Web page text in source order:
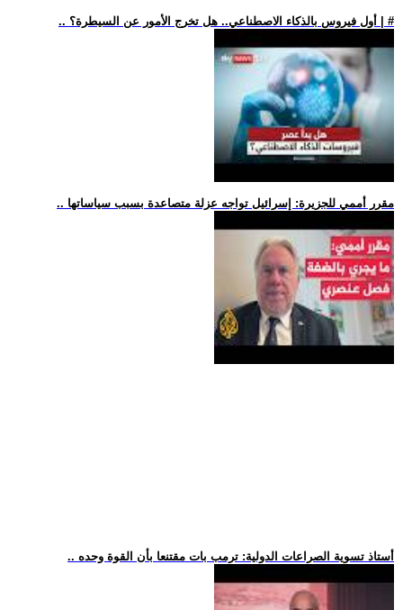
.. أول فيروس بالذكاء الاصطناعي.. هل تخرج الأمور عن السيطرة؟ | #
.. مقرر أممي للجزيرة: إسرائيل تواجه عزلة متصاعدة بسبب سياساتها
.. أستاذ تسوية الصراعات الدولية: ترمب بات مقتنعا بأن القوة وحده